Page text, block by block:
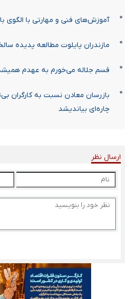
آموزش‌های فنی و مهارتی با الگوی
مازندران پایلوت مطالعه پدیده
قسم جلاله می‌خورم به عهدم
بازرسان معادن نسبت به کارگران
چاره‌ای بیاندیشد
ارسال نظر